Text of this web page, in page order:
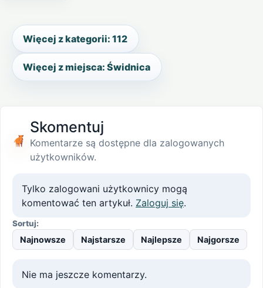
Więcej z kategorii: 112
Więcej z miejsca: Świdnica
Skomentuj
Komentarze są dostępne dla zalogowanych
użytkowników.
Tylko zalogowani użytkownicy mogą
komentować ten artykuł. Zaloguj się.
Sortuj:
Najnowsze Najstarsze Najlepsze Najgorsze
Nie ma jeszcze komentarzy.